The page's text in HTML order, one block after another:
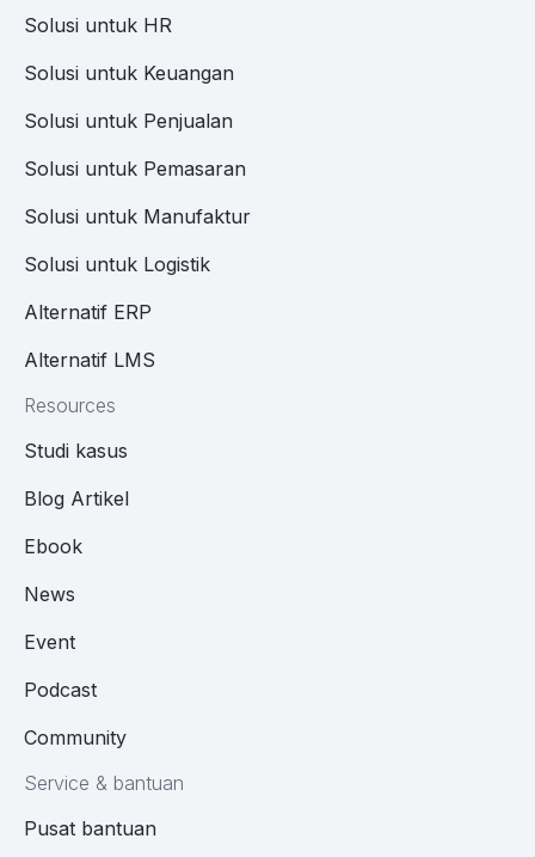
Solusi untuk HR
Solusi untuk Keuangan
Solusi untuk Penjualan
Solusi untuk Pemasaran
Solusi untuk Manufaktur
Solusi untuk Logistik
Alternatif ERP
Alternatif LMS
Resources
Studi kasus
Blog Artikel
Ebook
News
Event
Podcast
Community
Service & bantuan
Pusat bantuan